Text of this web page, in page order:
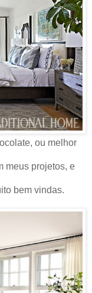
ou melhor
meus projetos, e
bem vindas.